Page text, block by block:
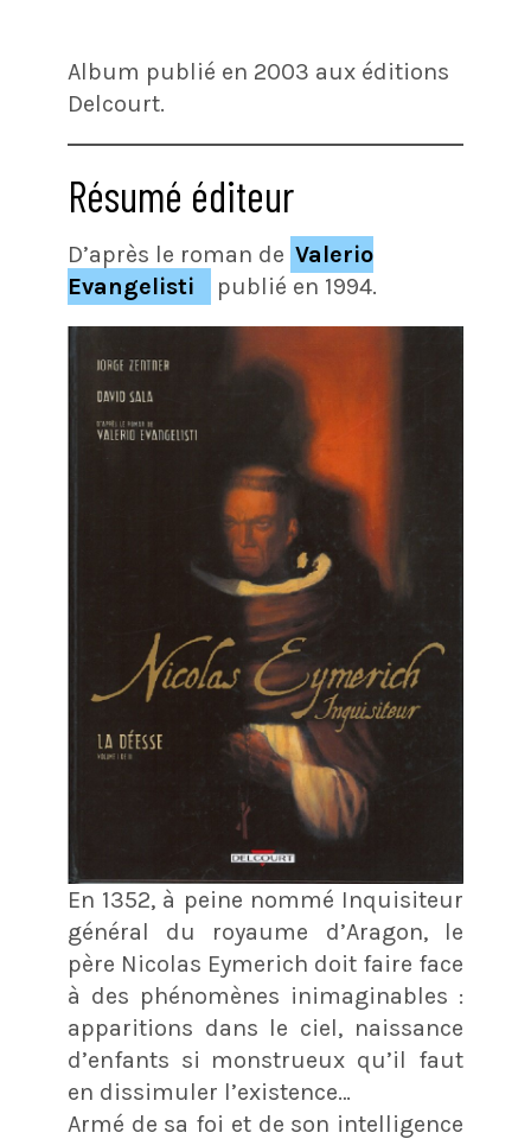
Album publié en 2003 aux éditions
Delcourt.
Résumé éditeur
D’après le roman de Valerio
Evangelisti
publié en 1994.
En 1352, à peine nommé Inquisiteur
général du royaume d’Aragon, le
père Nicolas Eymerich doit faire face
à des phénomènes inimaginables :
apparitions dans le ciel, naissance
d’enfants si monstrueux qu’il faut
en dissimuler l’existence…
Armé de sa foi et de son intelligence